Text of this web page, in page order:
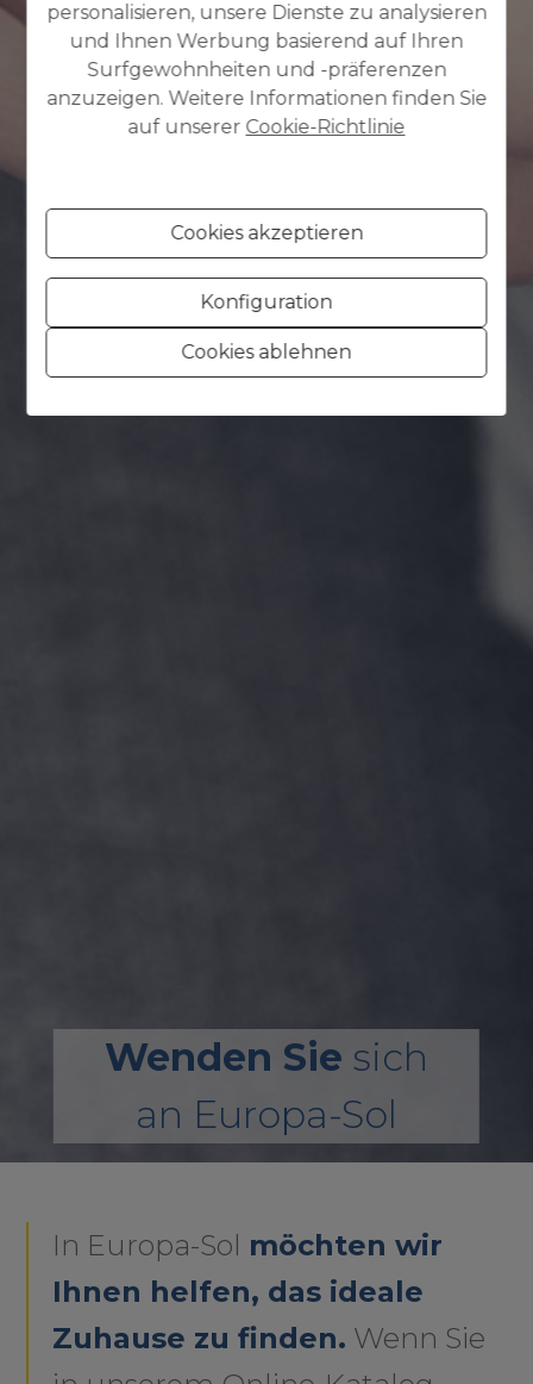
Wenden Sie sich
an Europa-Sol
In Europa-Sol möchten wir
Ihnen helfen, das ideale
Zuhause zu finden. Wenn Sie
personalisieren, unsere Dienste zu analysieren
und Ihnen Werbung basierend auf Ihren
Surfgewohnheiten und -präferenzen
anzuzeigen. Weitere Informationen finden Sie
auf unserer Cookie-Richtlinie
Cookies akzeptieren
Konfiguration
Cookies ablehnen